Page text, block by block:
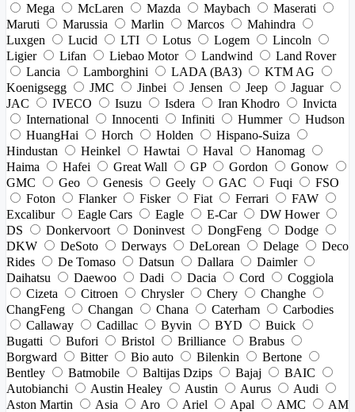
Mega
McLaren Mazda Maybach
Maserati
Maruti
Marussia Marlin Marcos
Mahindra
Luxgen
Lucid LTI Lotus Logem
Lincoln
Ligier
Lifan Liebao Motor Landwind
Land Rover
Lancia
Lamborghini LADA (ВАЗ)
KTM AG
Koenigsegg
JMC Jinbei Jensen Jeep
Jaguar
JAC
IVECO Isuzu Isdera Iran Khodro
Invicta
International
Innocenti Infiniti Hummer
Hudson
HuangHai
Horch Holden
Hispano-Suiza
Hindustan
Heinkel Hawtai Haval
Hanomag
Haima
Hafei Great Wall GP Gordon
Gonow
GMC
Geo Genesis Geely GAC Fuqi
FSO
Foton
Flanker Fisker Fiat Ferrari
FAW
Excalibur
Eagle Cars Eagle E-Car
DW Hower
DS
Donkervoort Doninvest DongFeng
Dodge
DKW
DeSoto Derways DeLorean Delage
Deco
Rides
De Tomaso Datsun Dallara
Daimler
Daihatsu
Daewoo Dadi Dacia Cord
Coggiola
Cizeta
Citroen Chrysler Chery
Changhe
ChangFeng
Changan Chana Caterham
Carbodies
Callaway
Cadillac Byvin BYD
Buick
Bugatti
Bufori Bristol Brilliance
Brabus
Borgward
Bitter Bio auto Bilenkin
Bertone
Bentley
Batmobile Baltijas Dzips Bajaj
BAIC
Autobianchi
Austin Healey Austin Aurus
Audi
Aston Martin
Asia Aro Ariel Apal AMC
AM